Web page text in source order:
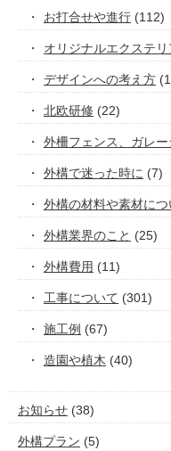
お打合せや進行 (112)
オリジナルエクステリ
デザインへの考え方
北欧研修 (22)
外柵フェンス、ガレ
外構で迷った時に (7)
外構の材料や素材につ
外構業界のこと (25)
外構費用 (11)
工事について (301)
施工例 (67)
造園や植木 (40)
お知らせ (38)
外構プラン (5)